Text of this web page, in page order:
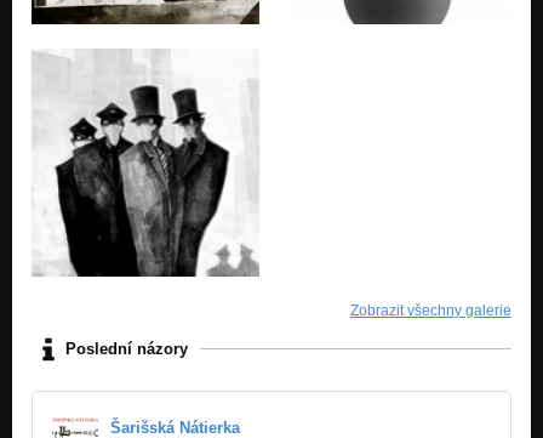
Zobrazit všechny galerie
Poslední názory
Šarišská Nátierka